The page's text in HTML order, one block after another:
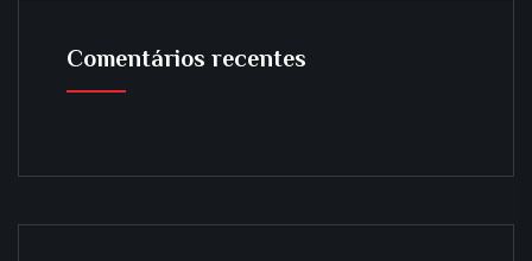
Comentários recentes